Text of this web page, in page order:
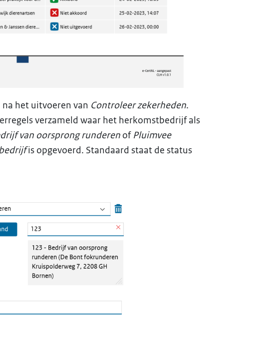
het uitvoeren van Controleer zekerheden.
verzameld waar het herkomstbedrijf als
van oorsprong runderen of Pluimvee
is opgevoerd. Standaard staat de status